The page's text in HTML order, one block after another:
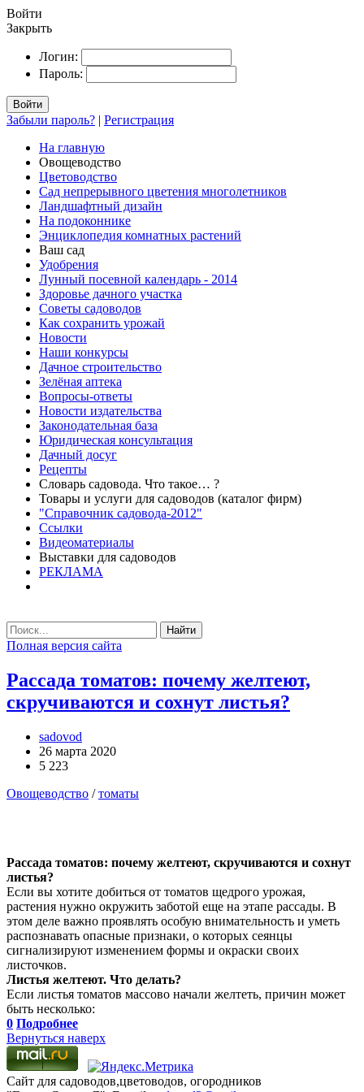
Войти
Закрыть
Логин:
Пароль:
Войти
Забыли пароль? | Регистрация
На главную
Овощеводство
Цветоводство
Сад непрерывного цветения многолетников
Ландшафтный дизайн
На подоконнике
Энциклопедия комнатных растений
Ваш сад
Удобрения
Лунный посевной календарь - 2014
Здоровье дачного участка
Советы садоводов
Как сохранить урожай
Новости
Наши конкурсы
Дачное строительство
Зелёная аптека
Вопросы-ответы
Новости издательства
Законодательная база
Юридическая консультация
Дачный досуг
Рецепты
Словарь садовода. Что такое… ?
Товары и услуги для садоводов (каталог фирм)
"Справочник садовода-2012"
Ссылки
Видеоматериалы
Выставки для садоводов
РЕКЛАМА
Найти
Полная версия сайта
Рассада томатов: почему желтеют,
скручиваются и сохнут листья?
sadovod
26 марта 2020
5 223
Овощеводство /томаты
Рассада томатов: почему желтеют, скручиваются и сохнут
листья?
Если вы хотите добиться от томатов щедрого урожая,
растения нужно окружить заботой еще на этапе рассады. В
этом деле важно проявлять особую внимательность и уметь
распознавать опасные признаки, о которых сеянцы
сигнализируют изменением формы и окраски своих
листочков.
Листья желтеют. Что делать?
Если листья томатов массово начали желтеть, причин может
быть несколько:
0 Подробнее
Вернуться наверх
Сайт для садоводов,цветоводов, огородников